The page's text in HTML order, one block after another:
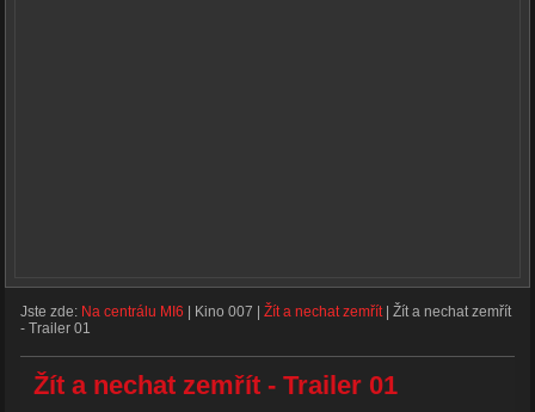
Jste zde: Na centrálu MI6 Kino 007 |Žít a nechat zemřít|Žít a nechat zemřít
- Trailer 01
Žít a nechat zemřít - Trailer 01